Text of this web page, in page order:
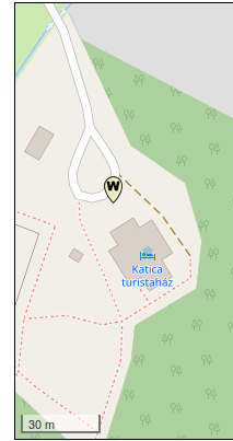
30 m